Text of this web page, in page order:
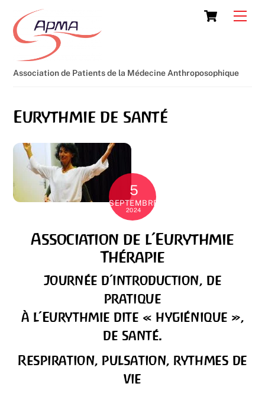
content
Cart
Association de Patients de la Médecine Anthroposophique
Eurythmie de santé
5
SEPTEMBRE
2024
Association de l’Eurythmie
Thérapie
Journée d’introduction, de
pratique
à l’Eurythmie dite « hygiénique »,
de santé.
Respiration, pulsation, rythmes de
vie